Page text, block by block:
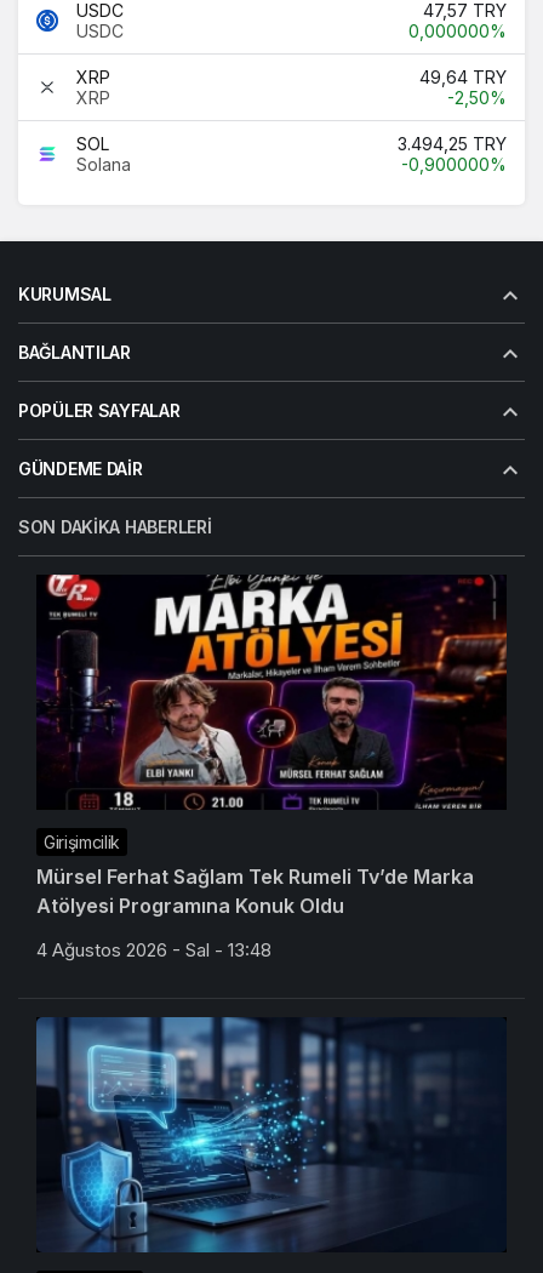
USDC
USDC
47,57 TRY
0,000000%
XRP
XRP
49,64 TRY
-2,50%
SOL
Solana
3.494,25 TRY
-0,900000%
KURUMSAL
BAĞLANTILAR
POPÜLER SAYFALAR
GÜNDEME DAIR
SON DAKIKA HABERLERI
Girişimcilik
Mürsel Ferhat Sağlam Tek Rumeli Tv’de Marka
Atölyesi Programına Konuk Oldu
4 Ağustos 2026 - Sal - 13:48